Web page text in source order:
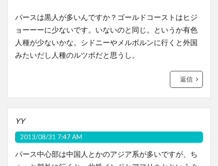
パースは黒人が多いんですか？ゴールドコーストはヒジ
ョーーーに少ないです。いないのと同じ。というか有色
人種が少ないかな。シドニーやメルボルンに行くと外国
みたいだし人種のルツボだと思うし。
返信
YY
2013/08/31 7:47 AM
パース中心部は中国人とかのアジア系が多いですが、ち